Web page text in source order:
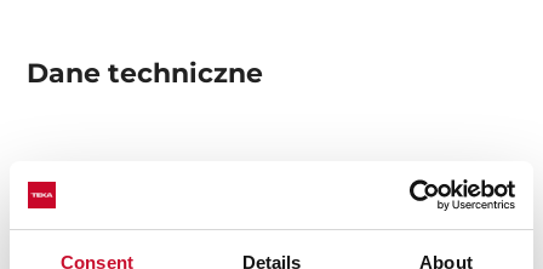
Consent Details About
Dane techniczne
Dwukolorowe wykończenie z detalami w kolorze
szampana
Okap dekoracyjny
Sterowanie dotykowe z wyświetlaczem